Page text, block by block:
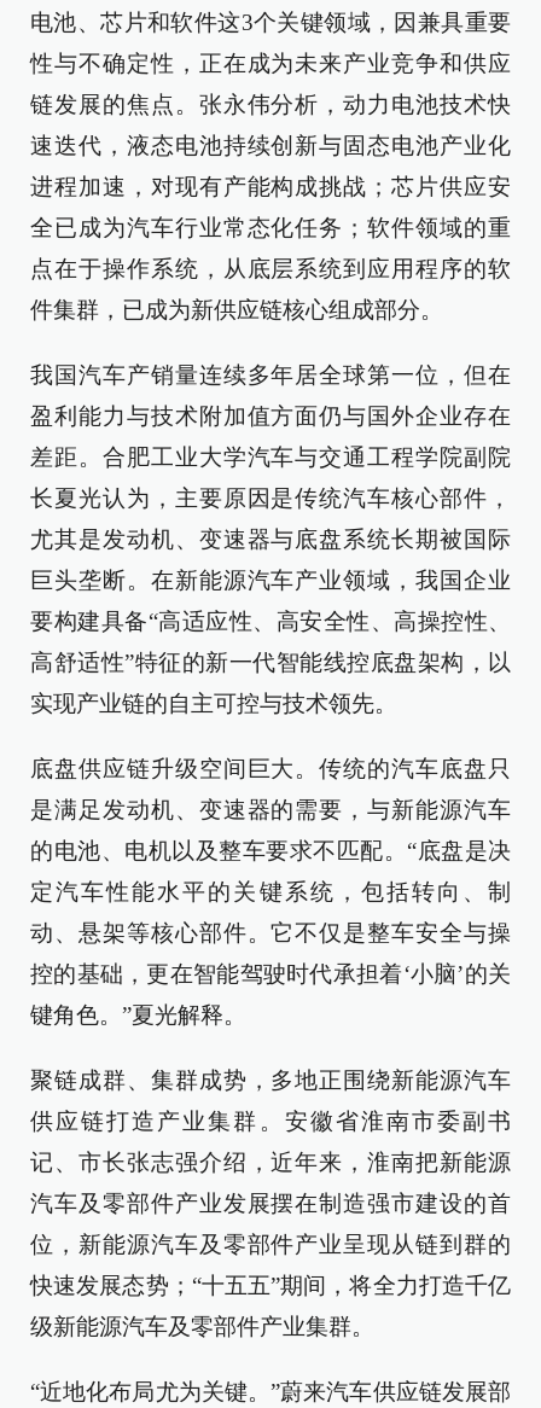
电池、芯片和软件这3个关键领域，因兼具重要
性与不确定性，正在成为未来产业竞争和供应
链发展的焦点。张永伟分析，动力电池技术快
速迭代，液态电池持续创新与固态电池产业化
进程加速，对现有产能构成挑战；芯片供应安
全已成为汽车行业常态化任务；软件领域的重
点在于操作系统，从底层系统到应用程序的软
件集群，已成为新供应链核心组成部分。
我国汽车产销量连续多年居全球第一位，但在
盈利能力与技术附加值方面仍与国外企业存在
差距。合肥工业大学汽车与交通工程学院副院
长夏光认为，主要原因是传统汽车核心部件，
尤其是发动机、变速器与底盘系统长期被国际
巨头垄断。在新能源汽车产业领域，我国企业
要构建具备“高适应性、高安全性、高操控性、
高舒适性”特征的新一代智能线控底盘架构，以
实现产业链的自主可控与技术领先。
底盘供应链升级空间巨大。传统的汽车底盘只
是满足发动机、变速器的需要，与新能源汽车
的电池、电机以及整车要求不匹配。“底盘是决
定汽车性能水平的关键系统，包括转向、制
动、悬架等核心部件。它不仅是整车安全与操
控的基础，更在智能驾驶时代承担着‘小脑’的关
键角色。”夏光解释。
聚链成群、集群成势，多地正围绕新能源汽车
供应链打造产业集群。安徽省淮南市委副书
记、市长张志强介绍，近年来，淮南把新能源
汽车及零部件产业发展摆在制造强市建设的首
位，新能源汽车及零部件产业呈现从链到群的
快速发展态势；“十五五”期间，将全力打造千亿
级新能源汽车及零部件产业集群。
“近地化布局尤为关键。”蔚来汽车供应链发展部